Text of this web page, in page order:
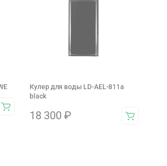
Кулер для воды LD-AEL-811a
black
18 300 ₽